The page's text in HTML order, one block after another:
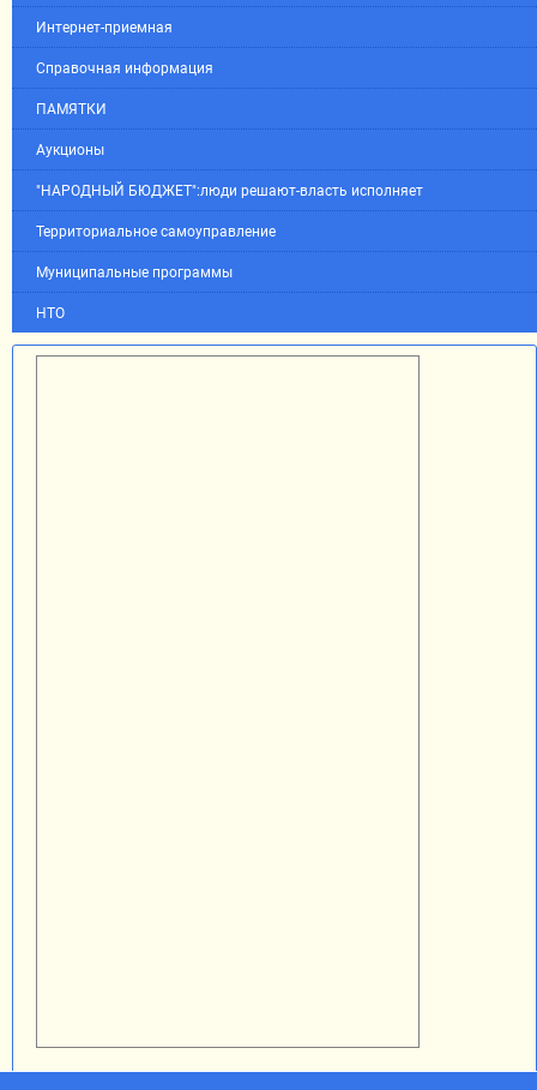
Интернет-приемная
Справочная информация
ПАМЯТКИ
Аукционы
"НАРОДНЫЙ БЮДЖЕТ":люди решают-власть исполняет
Территориальное самоуправление
Муниципальные программы
НТО